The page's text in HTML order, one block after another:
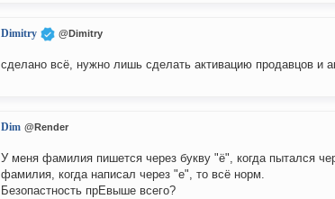
Dimitry @Dimitry
сделано всё, нужно лишь сделать активацию продавцов и
Dim @Render
У меня фамилия пишется через букву "ё", когда пытался
фамилия, когда написал через "е", то всё норм.
Безопастность прЕвыше всего?